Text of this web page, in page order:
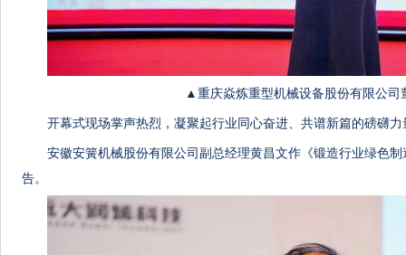
▲重庆焱炼重型机械设备股份有限公司
开幕式现场掌声热烈，凝聚起行业同心奋进、共谱新篇的磅礴力
安徽安簧机械股份有限公司副总经理黄昌文作《锻造行业绿色
告。